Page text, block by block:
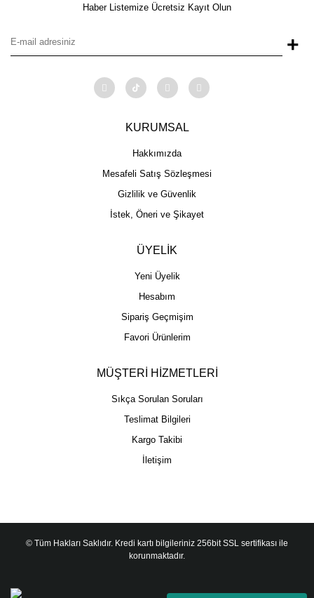
Haber Listemize Ücretsiz Kayıt Olun
+
KURUMSAL
Hakkımızda
Mesafeli Satış Sözleşmesi
Gizlilik ve Güvenlik
İstek, Öneri ve Şikayet
ÜYELİK
Yeni Üyelik
Hesabım
Sipariş Geçmişim
Favori Ürünlerim
MÜŞTERİ HİZMETLERİ
Sıkça Sorulan Soruları
Teslimat Bilgileri
Kargo Takibi
İletişim
© Tüm Hakları Saklıdır. Kredi kartı bilgileriniz 256bit SSL sertifikası ile
korunmaktadır.